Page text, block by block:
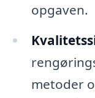
opgaven.
metoder